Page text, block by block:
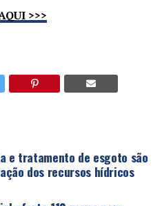
>>>
e tratamento de esgoto são
dos recursos hídricos